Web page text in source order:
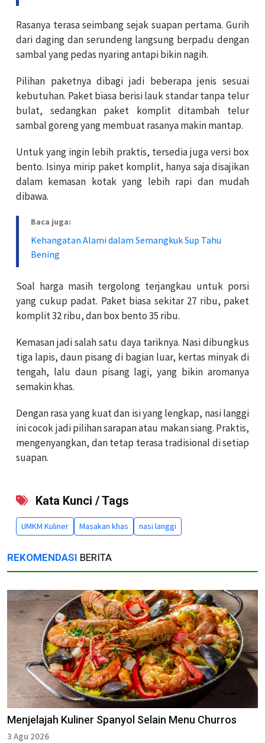
Rasanya terasa seimbang sejak suapan pertama. Gurih
dari daging dan serundeng langsung berpadu dengan
sambal yang pedas nyaring antapi bikin nagih.
Pilihan paketnya dibagi jadi beberapa jenis sesuai
kebutuhan. Paket biasa berisi lauk standar tanpa telur
bulat, sedangkan paket komplit ditambah telur
sambal goreng yang membuat rasanya makin mantap.
Untuk yang ingin lebih praktis, tersedia juga versi box
bento. Isinya mirip paket komplit, hanya saja disajikan
dalam kemasan kotak yang lebih rapi dan mudah
dibawa.
Baca juga:
Kehangatan Alami dalam Semangkuk Sup Tahu
Bening
Soal harga masih tergolong terjangkau untuk porsi
yang cukup padat. Paket biasa sekitar 27 ribu, paket
komplit 32 ribu, dan box bento 35 ribu.
Kemasan jadi salah satu daya tariknya. Nasi dibungkus
tiga lapis, daun pisang di bagian luar, kertas minyak di
tengah, lalu daun pisang lagi, yang bikin aromanya
semakin khas.
Dengan rasa yang kuat dan isi yang lengkap, nasi langgi
ini cocok jadi pilihan sarapan atau makan siang. Praktis,
mengenyangkan, dan tetap terasa tradisional di setiap
suapan.
Kata Kunci / Tags
UMKM Kuliner Masakan khas nasi langgi
REKOMENDASI BERITA
Menjelajah Kuliner Spanyol Selain Menu Churros
3 Agu 2026